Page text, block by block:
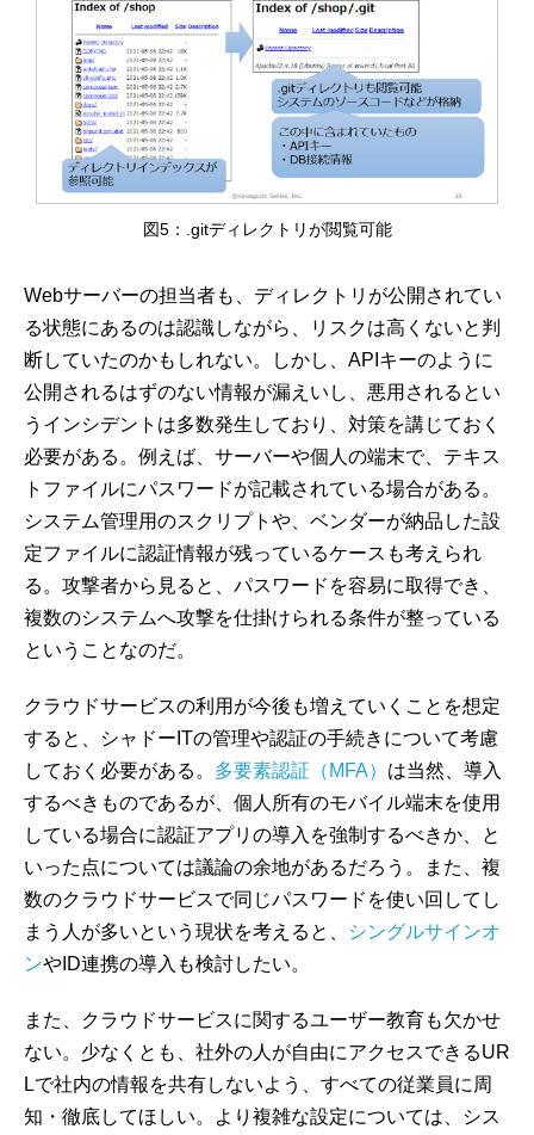
図5：.gitディレクトリが閲覧可能
Webサーバーの担当者も、ディレクトリが公開されてい
る状態にあるのは認識しながら、リスクは高くないと判
断していたのかもしれない。しかし、APIキーのように
公開されるはずのない情報が漏えいし、悪用されるとい
うインシデントは多数発生しており、対策を講じておく
必要がある。例えば、サーバーや個人の端末で、テキス
トファイルにパスワードが記載されている場合がある。
システム管理用のスクリプトや、ベンダーが納品した設
定ファイルに認証情報が残っているケースも考えられ
る。攻撃者から見ると、パスワードを容易に取得でき、
複数のシステムへ攻撃を仕掛けられる条件が整っている
ということなのだ。
クラウドサービスの利用が今後も増えていくことを想定
すると、シャドーITの管理や認証の手続きについて考慮
しておく必要がある。 多要素認証（MFA） は当然、導入
するべきものであるが、個人所有のモバイル端末を使用
している場合に認証アプリの導入を強制するべきか、と
いった点については議論の余地があるだろう。また、複
数のクラウドサービスで同じパスワードを使い回してし
まう人が多いという現状を考えると、
シングルサインオ
ンやID連携の導入も検討したい。
また、クラウドサービスに関するユーザー教育も欠かせ
ない。少なくとも、社外の人が自由にアクセスできるUR
Lで社内の情報を共有しないよう、すべての従業員に周
知・徹底してほしい。より複雑な設定については、シス